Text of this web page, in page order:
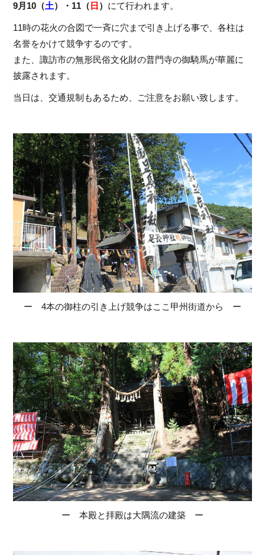
9月10（土）・11（ 日 ） にて行われます。
11時の花火の合図で一斉に穴まで引き上げる事で、各柱は
名誉をかけて競争するのです。
また、諏訪市の無形民俗文化財の普門寺の御騎馬が華麗に
披露されます。
当日は、交通規制もあるため、ご注意をお願い致します。
ー 4本の御柱の引き上げ競争はここ甲州街道から ー
ー 本殿と拝殿は大隅流の建築 ー